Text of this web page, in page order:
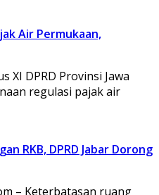
Air Permukaan,
XI DPRD Provinsi Jawa
regulasi pajak air
RKB, DPRD Jabar Dorong
– Keterbatasan ruang